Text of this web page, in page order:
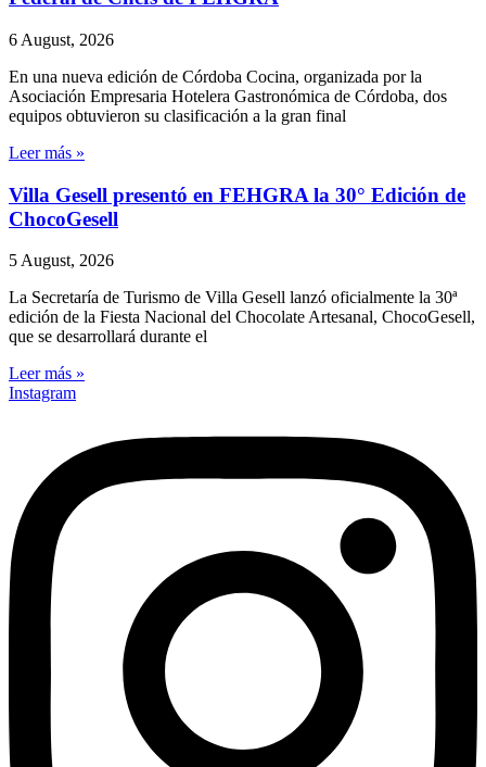
6 August, 2026
En una nueva edición de Córdoba Cocina, organizada por la
Asociación Empresaria Hotelera Gastronómica de Córdoba, dos
equipos obtuvieron su clasificación a la gran final
Leer más »
Villa Gesell presentó en FEHGRA la 30° Edición de
ChocoGesell
5 August, 2026
La Secretaría de Turismo de Villa Gesell lanzó oficialmente la 30ª
edición de la Fiesta Nacional del Chocolate Artesanal, ChocoGesell,
que se desarrollará durante el
Leer más »
Instagram